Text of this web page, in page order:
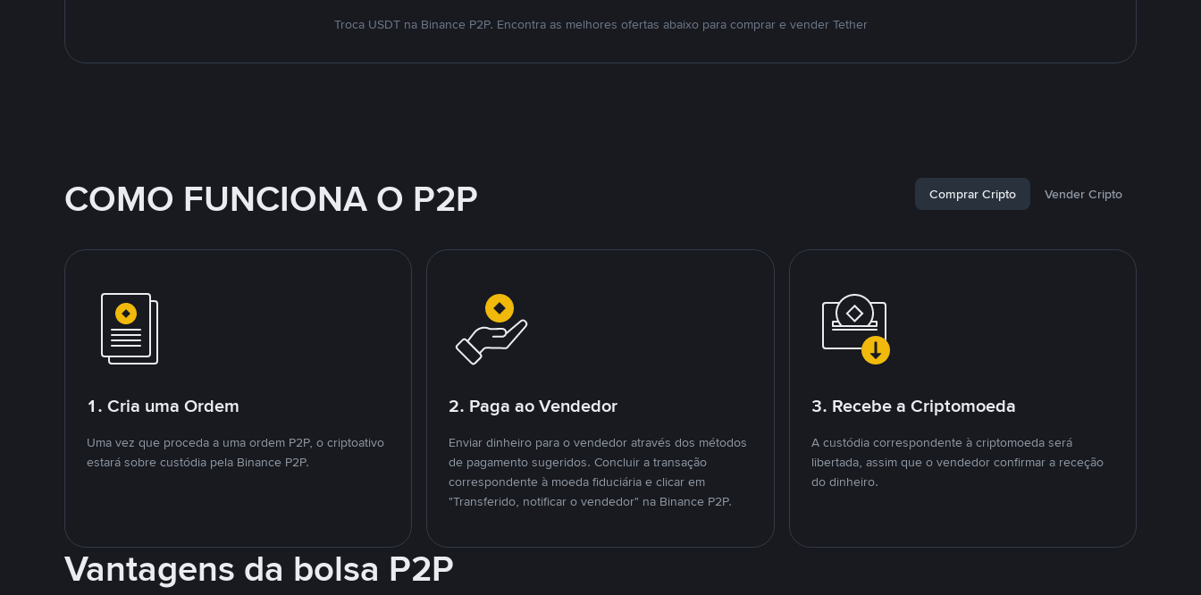
Troca USDT na Binance P2P. Encontra as melhores ofertas abaixo para comprar e vender Tether
COMO FUNCIONA O P2P Comprar Cripto Vender Cripto
1. Cria uma Ordem
Uma vez que proceda a uma ordem P2P, o criptoativo
estará sobre custódia pela Binance P2P.
2. Paga ao Vendedor
Enviar dinheiro para o vendedor através dos métodos
de pagamento sugeridos. Concluir a transação
correspondente à moeda fiduciária e clicar em
"Transferido, notificar o vendedor" na Binance P2P.
3. Recebe a Criptomoeda
A custódia correspondente à criptomoeda será
libertada, assim que o vendedor confirmar a receção
do dinheiro.
Vantagens da bolsa P2P